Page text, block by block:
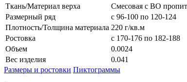
Ткань/Материал верха
Смесовая с ВО
Размерный ряд
с 96-100 по 120-124
Плотность/Толщина материала 220 г/кв.м
Ростовка
с 170-176 по 182-188
Объем
0.0024
Вес изделия
0.041
Размеры и ростовки Пиктограммы